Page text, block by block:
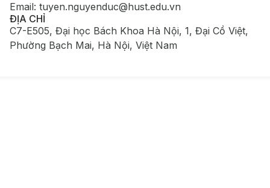
Email: tuyen.nguyenduc@hust.edu.vn
ĐỊA CHỈ
C7-E505, Đại học Bách Khoa Hà Nội, 1, Đại Cồ Việt,
Phường Bạch Mai, Hà Nội, Việt Nam